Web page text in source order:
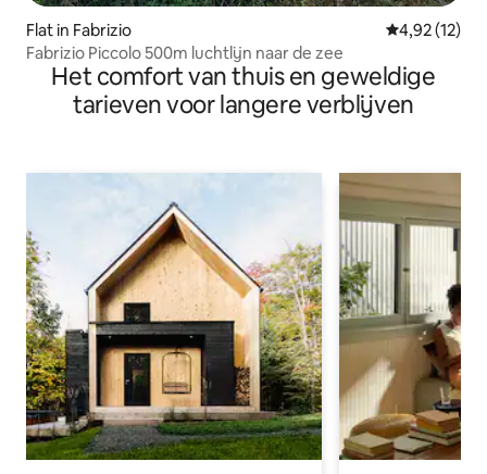
Flat in Fabrizio Gemiddelde
4,92 (12)
Fabrizio Piccolo 500m luchtlijn naar de zee
Het comfort van thuis en geweldige
tarieven voor langere verblijven